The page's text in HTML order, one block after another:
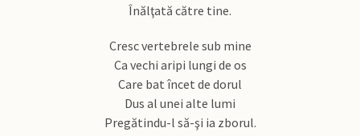
Înălţată către tine.
Cresc vertebrele sub mine
Ca vechi aripi lungi de os
Care bat încet de dorul
Dus al unei alte lumi
Pregătindu-l să-şi ia zborul.